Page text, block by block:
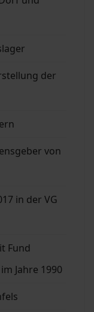
der
von
in der VG
Fund
Jahre 1990